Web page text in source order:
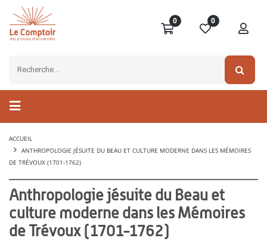
0 0
ACCUEIL
ANTHROPOLOGIE JÉSUITE DU BEAU ET CULTURE MODERNE DANS LES MÉMOIRES
DE TRÉVOUX (1701-1762)
Anthropologie jésuite du Beau et
culture moderne dans les Mémoires
de Trévoux (1701-1762)